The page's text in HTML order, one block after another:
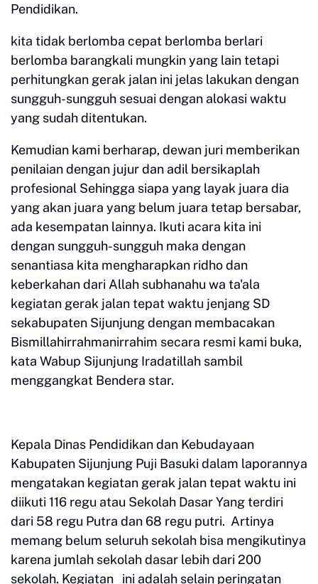
Pendidikan.
kita tidak berlomba cepat berlomba berlari
berlomba barangkali mungkin yang lain tetapi
perhitungkan gerak jalan ini jelas lakukan dengan
sungguh-sungguh sesuai dengan alokasi waktu
yang sudah ditentukan.
Kemudian kami berharap, dewan juri memberikan
penilaian dengan jujur dan adil bersikaplah
profesional Sehingga siapa yang layak juara dia
yang akan juara yang belum juara tetap bersabar,
ada kesempatan lainnya. Ikuti acara kita ini
dengan sungguh-sungguh maka dengan
senantiasa kita mengharapkan ridho dan
keberkahan dari Allah subhanahu wa ta'ala
kegiatan gerak jalan tepat waktu jenjang SD
sekabupaten Sijunjung dengan membacakan
Bismillahirrahmanirrahim secara resmi kami buka,
kata Wabup Sijunjung Iradatillah sambil
menggangkat Bendera star.
Kepala Dinas Pendidikan dan Kebudayaan
Kabupaten Sijunjung Puji Basuki dalam laporannya
mengatakan kegiatan gerak jalan tepat waktu ini
diikuti 116 regu atau Sekolah Dasar Yang terdiri
dari 58 regu Putra dan 68 regu putri. Artinya
memang belum seluruh sekolah bisa mengikutinya
karena jumlah sekolah dasar lebih dari 200
sekolah. Kegiatan ini adalah selain peringatan